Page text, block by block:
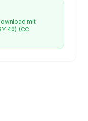
mit
40) (CC